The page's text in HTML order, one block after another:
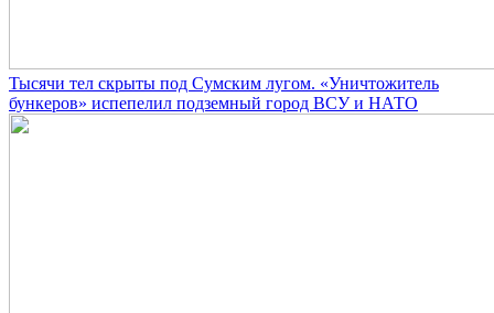
Тысячи тел скрыты под Сумским лугом. «Уничтожитель
бункеров» испепелил подземный город ВСУ и НАТО